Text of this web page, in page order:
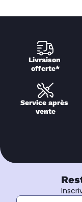
Livraison
offerte*
Service après
vente